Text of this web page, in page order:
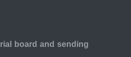
board and sending